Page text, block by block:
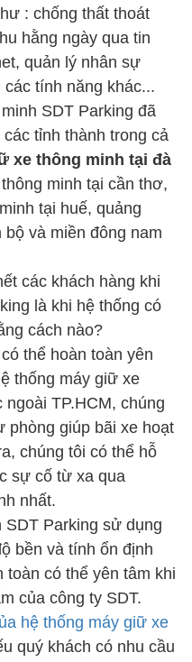
: chống thất thoát
hằng ngày qua tin
quản lý nhân sự
tính năng khác...
SDT Parking đã
tỉnh thành trong cả
xe thông minh tại đà
minh tại cần thơ,
tại huế, quảng
và miền đông nam
các khách hàng khi
là khi hệ thống có
cách nào?
thể hoàn toàn yên
thống máy giữ xe
TP.HCM, chúng
phòng giúp bãi xe hoạt
chúng tôi có thể hỗ
sự cố từ xa qua
nhất.
Parking sử dụng
bền và tính ổn định
toàn có thể yên tâm khi
của công ty SDT.
hệ thống máy giữ xe
quý khách có nhu cầu